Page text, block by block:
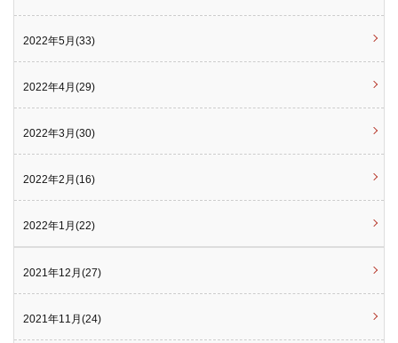
2022年5月(33)
2022年4月(29)
2022年3月(30)
2022年2月(16)
2022年1月(22)
2021年12月(27)
2021年11月(24)